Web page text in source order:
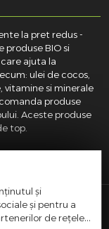
la pret redus -
produse BIO si
ajuta la
ulei de cocos,
vitamine si minerale
produse
Aceste produse
top.
Adresa: Str.
și
și pentru a
de rețele